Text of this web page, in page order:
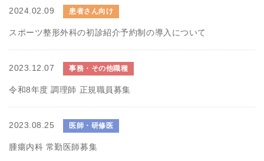
2024.02.09 患者さん向け
スポーツ整形外科の初診紹介予約制の導入について
2023.12.07 事務・その他職種
令和8年度 調理師 正規職員募集
2023.08.25 医師・研修医
腫瘍内科 常勤医師募集